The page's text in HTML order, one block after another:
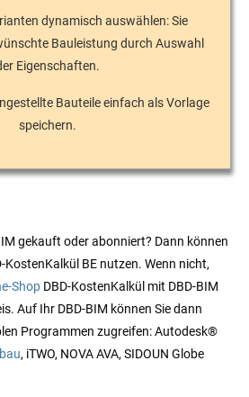
dynamisch auswählen: Sie
Bauleistung durch Auswahl
Eigenschaften.
Bauteile einfach als Vorlage
speichern.
gekauft oder abonniert? Dann können
KostenKalkül BE nutzen. Wenn nicht,
Shop DBD-KostenKalkül mit DBD-BIM
Auf Ihr DBD-BIM können Sie dann
Programmen zugreifen: Autodesk®
, iTWO, NOVA AVA, SIDOUN Globe